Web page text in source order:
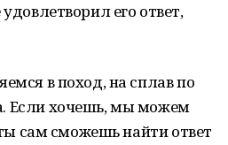
его ответ,
в поход, на сплав по
Если хочешь, мы можем
сам сможешь найти ответ